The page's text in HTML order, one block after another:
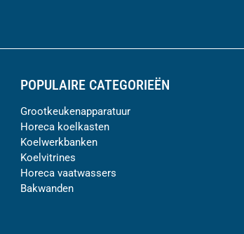
POPULAIRE CATEGORIEËN
Grootkeukenapparatuur
Horeca koelkasten
Koelwerkbanken
Koelvitrines
Horeca vaatwassers
Bakwanden